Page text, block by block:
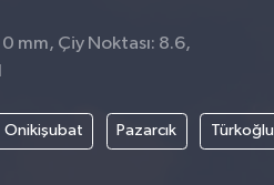
0 mm, Çiy Noktası: 8.6,
Onikişubat Pazarcık Türkoğlu